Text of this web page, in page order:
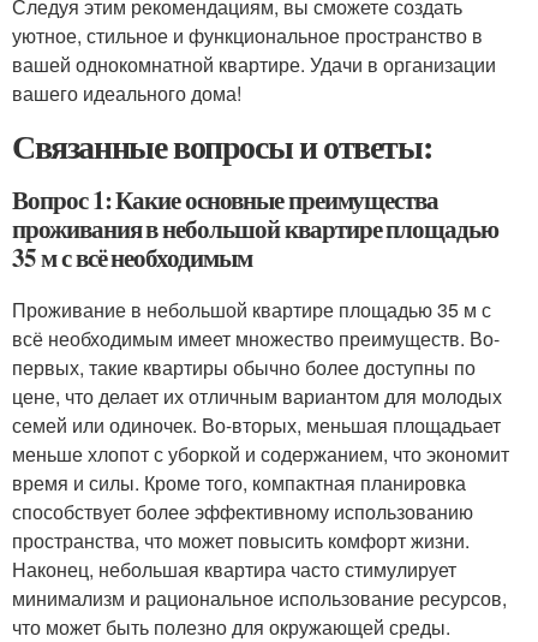
Следуя этим рекомендациям, вы сможете создать
уютное, стильное и функциональное пространство в
вашей однокомнатной квартире. Удачи в организации
вашего идеального дома!
Связанные вопросы и ответы:
Вопрос 1: Какие основные преимущества
проживания в небольшой квартире площадью
35 м с всё необходимым
Проживание в небольшой квартире площадью 35 м с
всё необходимым имеет множество преимуществ. Во-
первых, такие квартиры обычно более доступны по
цене, что делает их отличным вариантом для молодых
семей или одиночек. Во-вторых, меньшая площадьает
меньше хлопот с уборкой и содержанием, что экономит
время и силы. Кроме того, компактная планировка
способствует более эффективному использованию
пространства, что может повысить комфорт жизни.
Наконец, небольшая квартира часто стимулирует
минимализм и рациональное использование ресурсов,
что может быть полезно для окружающей среды.